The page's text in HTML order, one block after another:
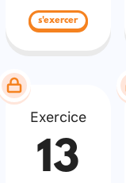
s'exercer
Exercice
13